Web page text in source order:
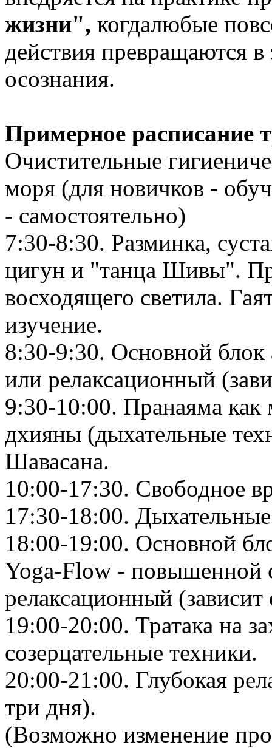
жизни", когдалюбые
действия превращаются
осознания.
Примерное расписание
Очистительные
моря (для новичков -
- самостоятельно)
7:30-8:30. Разминка,
цигун и "танца Шивы".
восходящего светила.
изучение.
8:30-9:30. Основной
или релаксационный
9:30-10:00. Пранаяма как
дхияны (дыхательные
Шавасана.
10:00-17:30. Свободное
17:30-18:00.
18:00-19:00. Основной
Yoga-Flow - повышенной
релаксационный (зависит
19:00-20:00. Тратака на
созерцательные техники.
20:00-21:00. Глубокая
три дня).
(Возможно изменение